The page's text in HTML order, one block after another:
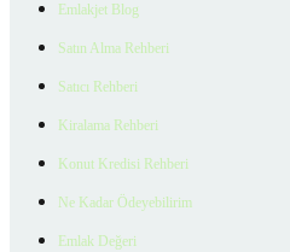
Emlakjet Blog
Satın Alma Rehberi
Satıcı Rehberi
Kiralama Rehberi
Konut Kredisi Rehberi
Ne Kadar Ödeyebilirim
Emlak Değeri